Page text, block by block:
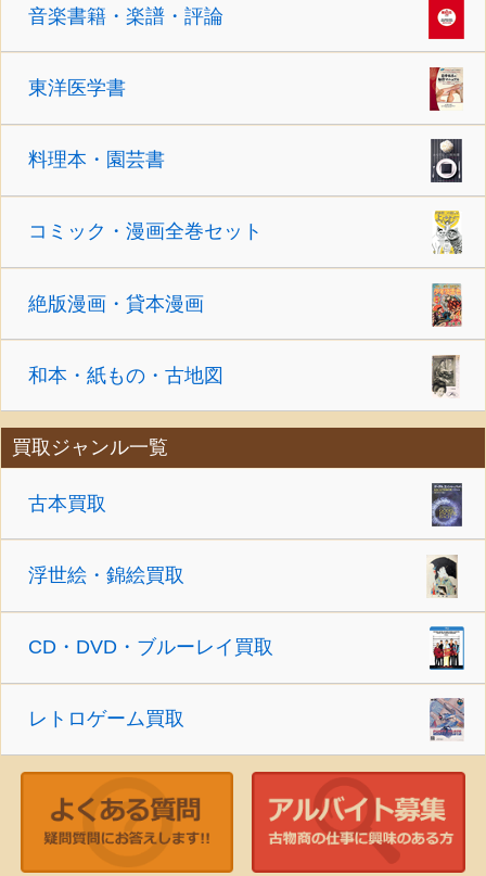
音楽書籍・楽譜・評論
東洋医学書
料理本・園芸書
コミック・漫画全巻セット
絶版漫画・貸本漫画
和本・紙もの・古地図
買取ジャンル一覧
古本買取
浮世絵・錦絵買取
CD・DVD・ブルーレイ買取
レトロゲーム買取